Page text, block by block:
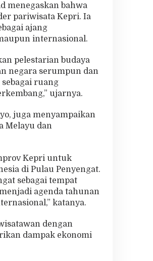
menegaskan bahwa
pariwisata Kepri. Ia
ajang
internasional.
pelestarian budaya
negara serumpun dan
ruang
ujarnya.
juga menyampaikan
Melayu dan
Kepri untuk
di Pulau Penyengat.
sebagai tempat
agenda tahunan
katanya.
dengan
dampak ekonomi